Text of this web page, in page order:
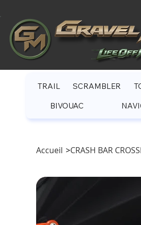
Accueil >CRASH BAR
TRAIL SCRAMBLER
BIVOUAC